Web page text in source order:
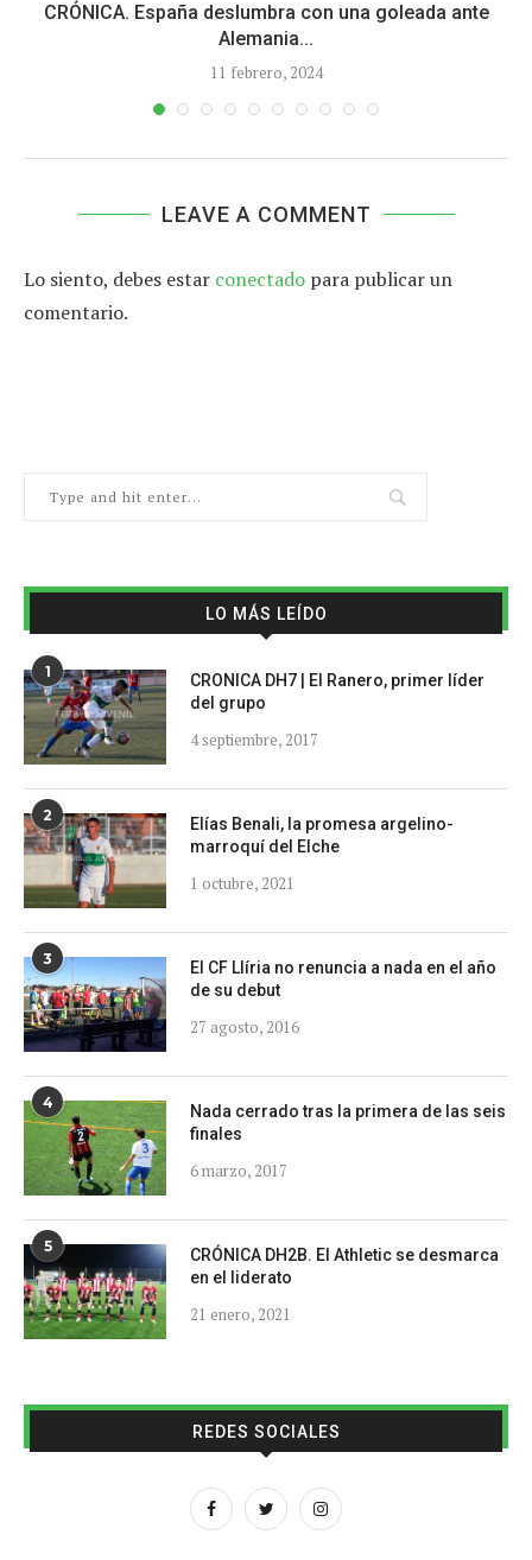
CRÓNICA. España deslumbra con una goleada ante
Alemania...
11 febrero, 2024
LEAVE A COMMENT
Lo siento, debes estar conectado para publicar un
comentario.
LO MÁS LEÍDO
1
CRONICA DH7 | El Ranero, primer líder
del grupo
4 septiembre, 2017
2
Elías Benali, la promesa argelino-
marroquí del Elche
1 octubre, 2021
3
El CF Llíria no renuncia a nada en el año
de su debut
27 agosto, 2016
4
Nada cerrado tras la primera de las seis
finales
6 marzo, 2017
5
CRÓNICA DH2B. El Athletic se desmarca
en el liderato
21 enero, 2021
REDES SOCIALES